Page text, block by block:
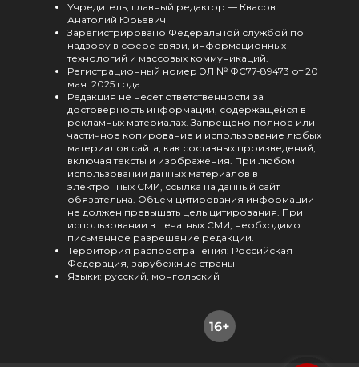
Учредитель, главный редактор — Квасов
Анатолий Юрьевич
Зарегистрировано Федеральной службой по
надзору в сфере связи, информационных
технологий и массовых коммуникаций.
Регистрационный номер ЭЛ № ФС77-89473 от 20
мая 2025 года.
Редакция не несет ответственности за
достоверность информации, содержащейся в
рекламных материалах. Запрещено полное или
частичное копирование и использование любых
материалов сайта, как составных произведений,
включая тексты и изображения. При любом
использовании данных материалов в
электронных СМИ, ссылка на данный сайт
обязательна. Объем цитирования информации
не должен превышать цель цитирования. При
использовании в печатных СМИ, необходимо
письменное разрешение редакции.
Территория распространения: Российская
Федерация, зарубежные страны
Языки: русский, монгольский